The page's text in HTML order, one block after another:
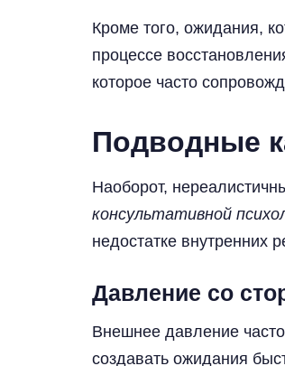
Кроме того, ожидания,
процессе
которое часто
Подводные
Наоборот,
консультативной
недостатке внутренних
Давление со
Внешнее давление
создавать ожидания